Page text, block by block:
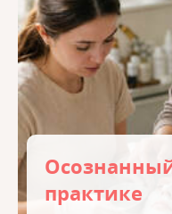
практике